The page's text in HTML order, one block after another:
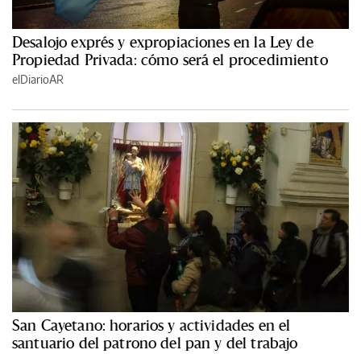
Desalojo exprés y expropiaciones en la Ley de
Propiedad Privada: cómo será el procedimiento
elDiarioAR
San Cayetano: horarios y actividades en el
santuario del patrono del pan y del trabajo